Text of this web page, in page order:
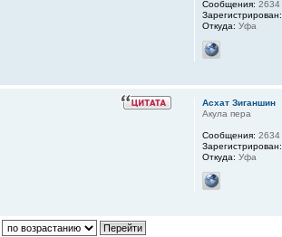
Сообщения: 2634
Зарегистрирован:
Откуда: Уфа
Асхат Зиганшин
Акула пера
Сообщения: 2634
Зарегистрирован:
Откуда: Уфа